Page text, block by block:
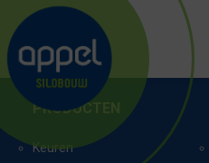
ZUIDVEEN
PRODUCTEN
Keuren